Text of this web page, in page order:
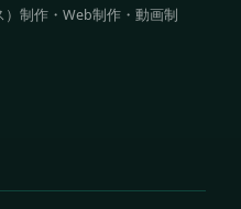
）制作・Web制作・動画制